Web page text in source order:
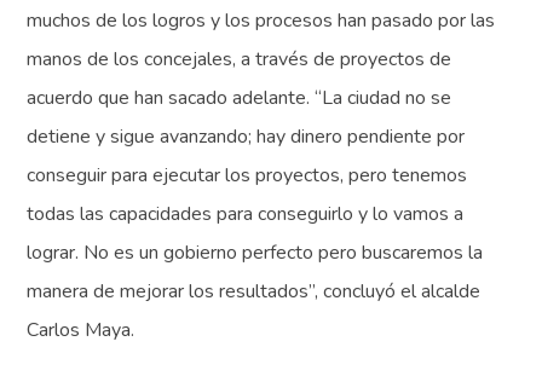
muchos de los logros y los procesos han pasado por las
manos de los concejales, a través de proyectos de
acuerdo que han sacado adelante. “La ciudad no se
detiene y sigue avanzando; hay dinero pendiente por
conseguir para ejecutar los proyectos, pero tenemos
todas las capacidades para conseguirlo y lo vamos a
lograr. No es un gobierno perfecto pero buscaremos la
manera de mejorar los resultados”, concluyó el alcalde
Carlos Maya.